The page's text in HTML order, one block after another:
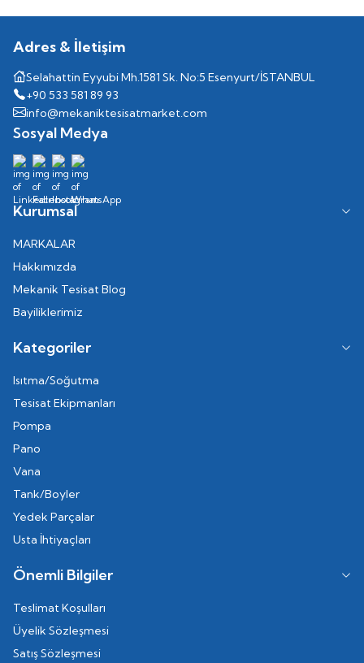
Adres & İletişim
Selahattin Eyyubi Mh.1581 Sk. No:5 Esenyurt/İSTANBUL
+90 533 581 89 93
info@mekaniktesisatmarket.com
Sosyal Medya
Kurumsal
MARKALAR
Hakkımızda
Mekanik Tesisat Blog
Bayiliklerimiz
Kategoriler
Isıtma/Soğutma
Tesisat Ekipmanları
Pompa
Pano
Vana
Tank/Boyler
Yedek Parçalar
Usta İhtiyaçları
Önemli Bilgiler
Teslimat Koşulları
Üyelik Sözleşmesi
Satış Sözleşmesi